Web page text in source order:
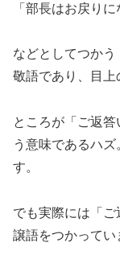
「部長はお戻り
などとしてつか
敬語であり、目上
ところが「ご返
う意味であるハ
す。
でも実際には「
譲語をつかってい